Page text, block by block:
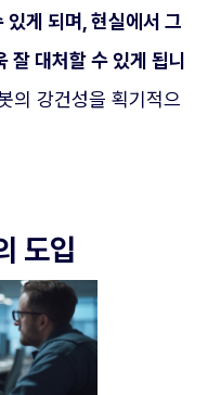
있게 되며, 현실에서 그
잘 대처할 수 있게 됩니
의 강건성을 획기적으
도입